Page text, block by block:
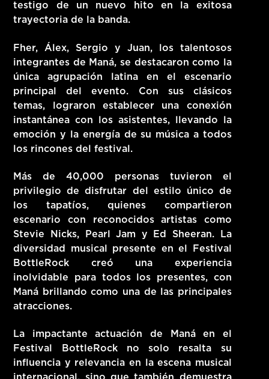
Hits – 96.5 FM
testigo de un nuevo hito en la exitosa
trayectoria de la banda.
Fher, Álex, Sergio y Juan, los talentosos
integrantes de Maná, se destacaron como la
única agrupación latina en el escenario
principal del evento. Con sus clásicos
temas, lograron establecer una conexión
instantánea con los asistentes, llevando la
emoción y la energía de su música a todos
los rincones del festival.
Más de 40,000 personas tuvieron el
privilegio de disfrutar del estilo único de
los tapatíos, quienes compartieron
escenario con reconocidos artistas como
Stevie Nicks, Pearl Jam y Ed Sheeran. La
diversidad musical presente en el Festival
BottleRock creó una experiencia
inolvidable para todos los presentes, con
Maná brillando como una de las principales
atracciones.
La impactante actuación de Maná en el
Festival BottleRock no solo resalta su
influencia y relevancia en la escena musical